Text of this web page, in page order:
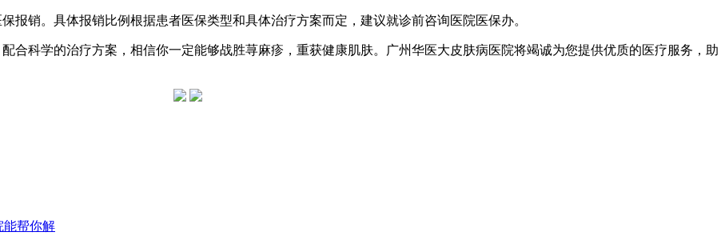
报销。具体报销比例根据患者医保类型和具体治疗方案而定，建议就诊前咨询医院医保办。
合科学的治疗方案，相信你一定能够战胜荨麻疹，重获健康肌肤。广州华医大皮肤病医院将竭诚为您提供优质的医疗服务，助
能帮你解